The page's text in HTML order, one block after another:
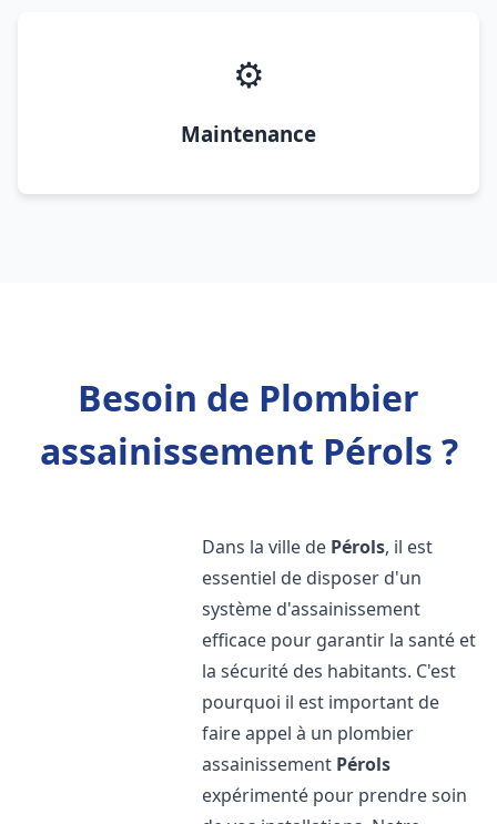
⚙️
Maintenance
Besoin de Plombier
assainissement Pérols ?
Dans la ville de Pérols, il est
essentiel de disposer d'un
système d'assainissement
efficace pour garantir la santé et
la sécurité des habitants. C'est
pourquoi il est important de
faire appel à un plombier
assainissement Pérols
expérimenté pour prendre soin